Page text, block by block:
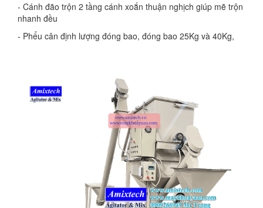
- Cánh đão trộn 2 tầng cánh xoắn thuận nghịch giúp mẽ trộn
nhanh đều
- Phểu cân định lượng đóng bao, đóng bao 25Kg và 40Kg,